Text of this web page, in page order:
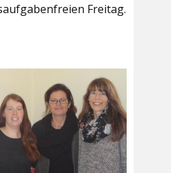
Freitag.